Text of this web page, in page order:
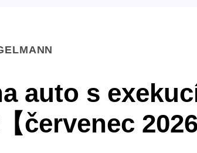
auto s
červenec 2026